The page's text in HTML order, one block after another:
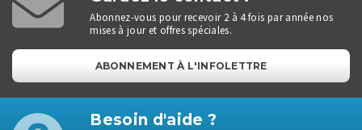
Abonnez-vous pour recevoir 2 à 4 fois par année nos
mises à jour et offres spéciales.
ABONNEMENT À L'INFOLETTRE
Besoin d'aide ?